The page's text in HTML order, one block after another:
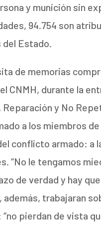
y munición sin
94.754 son
Estado.
de memorias
CNMH, durante la
y No
a los miembros
conflicto armado: a
“No le tengamos
de verdad y hay
trabajaran
pierdan de vista